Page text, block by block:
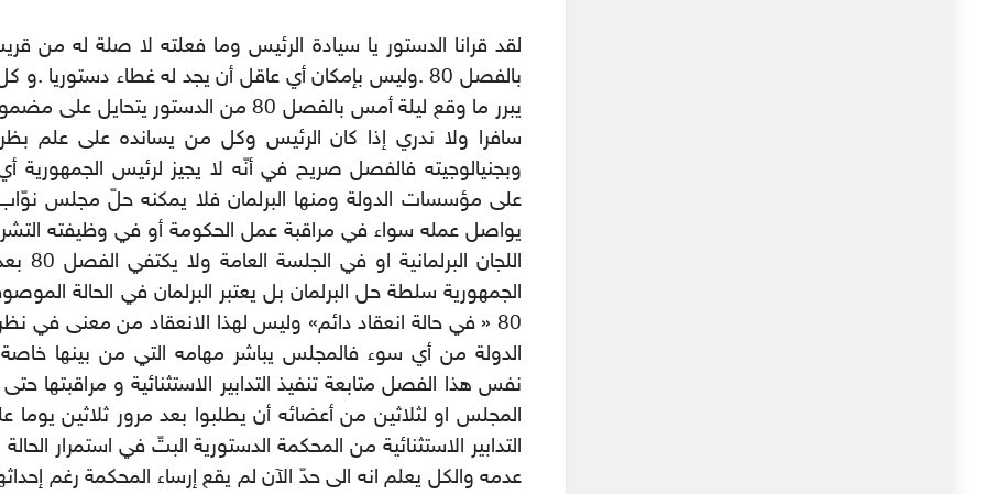
لقد قرانا الدستور يا سيادة الرئيس وما فعلته لا صلة له من
بالفصل 80 .وليس بإمكان أي عاقل أن يجد له غطاء دستوريا
يبرر ما وقع ليلة أمس بالفصل 80 من الدستور يتحايل
سافرا ولا ندري إذا كان الرئيس وكل من يسانده على علم
وبجنيالوجيته فالفصل صريح في أنّه لا يجيز لرئيس الجمهورية
على مؤسسات الدولة ومنها البرلمان فلا يمكنه حلّ مجلس
يواصل عمله سواء في مراقبة عمل الحكومة أو في وظيفته
اللجان
الجمهورية سلطة حل البرلمان بل يعتبر البرلمان في الحالة
80 « في حالة انعقاد دائم» وليس لهذا الانعقاد من معنى في
الدولة من أي سوء فالمجلس يباشر مهامه التي من بينها خاصة
نفس هذا الفصل متابعة تنفيذ التدابير الاستثنائية و مراقبتها
المجلس او لثلاثين من أعضائه أن يطلبوا بعد مرور ثلاثين يوما
التدابير الاستثنائية من المحكمة الدستورية البتّ في استمرار
عدمه والكل يعلم انه الى حدّ الآن لم يقع إرساء المحكمة رغم